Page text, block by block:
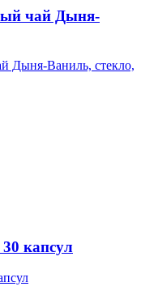
чай Дыня-
капсул